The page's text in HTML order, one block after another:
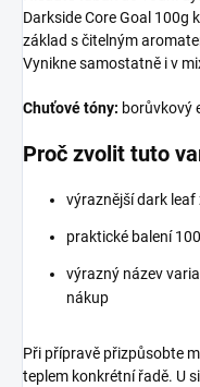
Darkside Core Goal 100g
základ s čitelným
Vynikne samostatně i v
Chuťové tóny: borůvkový
Proč zvolit tuto
výraznější dark
praktické balení
výrazný název
nákup
Při přípravě přizpůsobte
teplem konkrétní řadě. U